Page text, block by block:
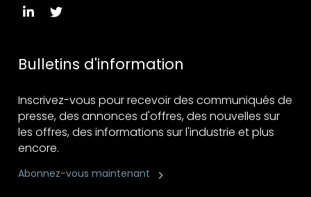
Bulletins d'information
Inscrivez-vous pour recevoir des communiqués de
presse, des annonces d'offres, des nouvelles sur
les offres, des informations sur l'industrie et plus
encore.
Abonnez-vous maintenant